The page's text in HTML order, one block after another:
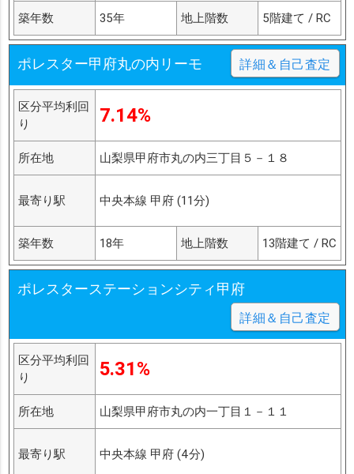
築年数 35年 地上階数 5階建て / RC
ポレスター甲府丸の内リーモ 詳細＆自己査定
区分平均利回
り
7.14%
所在地 山梨県甲府市丸の内三丁目５－１８
最寄り駅 中央本線 甲府 (11分)
築年数 18年 地上階数 13階建て / RC
ポレスターステーションシティ甲府
詳細＆自己査定
区分平均利回
り
5.31%
所在地 山梨県甲府市丸の内一丁目１－１１
最寄り駅 中央本線 甲府 (4分)